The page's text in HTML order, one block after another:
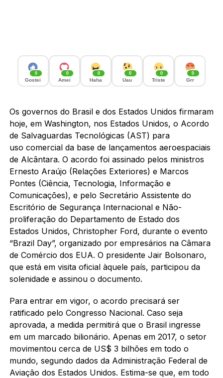
0
Gostei
0
Amei
0
Haha
0
Uau
0
Triste
0
Grr
Os governos do Brasil e dos Estados Unidos firmaram
hoje, em Washington, nos Estados Unidos, o Acordo
de Salvaguardas Tecnológicas (AST) para
uso comercial da base de lançamentos aeroespaciais
de Alcântara. O acordo foi assinado pelos ministros
Ernesto Araújo (Relações Exteriores) e Marcos
Pontes (Ciência, Tecnologia, Informação e
Comunicações), e pelo Secretário Assistente do
Escritório de Segurança Internacional e Não-
proliferação do Departamento de Estado dos
Estados Unidos, Christopher Ford, durante o evento
“Brazil Day”, organizado por empresários na Câmara
de Comércio dos EUA. O presidente Jair Bolsonaro,
que está em visita oficial àquele país, participou da
solenidade e assinou o documento.
Para entrar em vigor, o acordo precisará ser
ratificado pelo Congresso Nacional. Caso seja
aprovada, a medida permitirá que o Brasil ingresse
em um marcado bilionário. Apenas em 2017, o setor
movimentou cerca de US$ 3 bilhões em todo o
mundo, segundo dados da Administração Federal de
Aviação dos Estados Unidos. Estima-se que, em todo